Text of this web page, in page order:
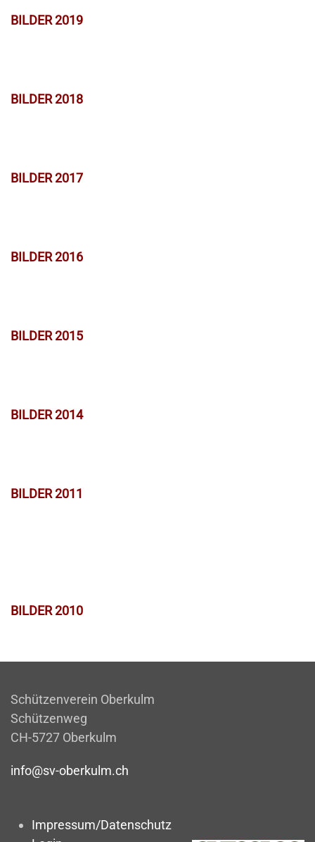
BILDER 2019
BILDER 2018
BILDER 2017
BILDER 2016
BILDER 2015
BILDER 2014
BILDER 2011
BILDER 2010
Schützenverein Oberkulm
Schützenweg
CH-5727 Oberkulm
info@sv-oberkulm.ch
Impressum/Datenschutz